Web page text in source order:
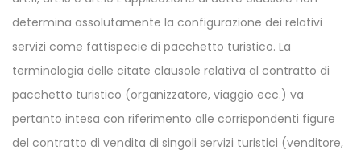
determina assolutamente la configurazione dei relativi
servizi come fattispecie di pacchetto turistico. La
terminologia delle citate clausole relativa al contratto di
pacchetto turistico (organizzatore, viaggio ecc.) va
pertanto intesa con riferimento alle corrispondenti figure
del contratto di vendita di singoli servizi turistici (venditore,